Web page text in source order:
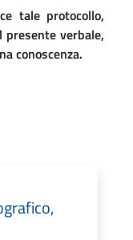
tale protocollo,
verbale,
conoscenza.